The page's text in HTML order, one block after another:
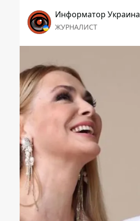
Информатор Украина
ЖУРНАЛИСТ